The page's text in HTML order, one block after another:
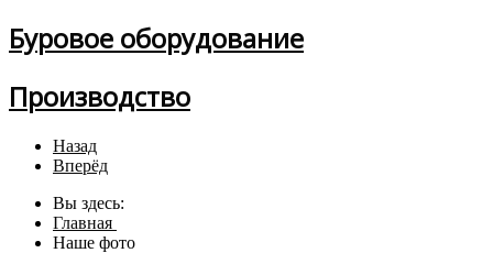
Буровое оборудование
Производство
Назад
Вперёд
Вы здесь:
Главная
Наше фото